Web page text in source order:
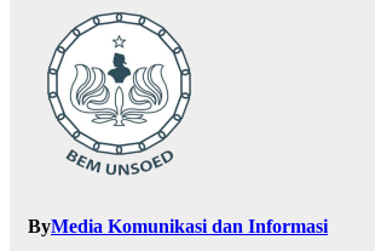
ByMedia Komunikasi dan Informasi